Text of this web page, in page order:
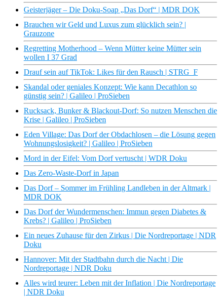
Geisterjäger – Die Doku-Soap „Das Dorf“ | MDR DOK
Brauchen wir Geld und Luxus zum glücklich sein? |
Grauzone
Regretting Motherhood – Wenn Mütter keine Mütter sein
wollen I 37 Grad
Drauf sein auf TikTok: Likes für den Rausch | STRG_F
Skandal oder geniales Konzept: Wie kann Decathlon so
günstig sein? | Galileo | ProSieben
Rucksack, Bunker & Blackout-Dorf: So nutzen Menschen die
Krise | Galileo | ProSieben
Eden Village: Das Dorf der Obdachlosen – die Lösung gegen
Wohnungslosigkeit? | Galileo | ProSieben
Mord in der Eifel: Vom Dorf vertuscht | WDR Doku
Das Zero-Waste-Dorf in Japan
Das Dorf – Sommer im Frühling Landleben in der Altmark |
MDR DOK
Das Dorf der Wundermenschen: Immun gegen Diabetes &
Krebs? | Galileo | ProSieben
Ein neues Zuhause für den Zirkus | Die Nordreportage | NDR
Doku
Hannover: Mit der Stadtbahn durch die Nacht | Die
Nordreportage | NDR Doku
Alles wird teurer: Leben mit der Inflation | Die Nordreportage
| NDR Doku